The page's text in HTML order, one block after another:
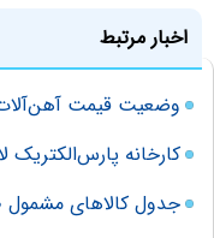
اخبار مرتبط
وضعیت قیمت آهن‌آلات
کارخانه پارس‌الکتریک
جدول کالاهای مشمول